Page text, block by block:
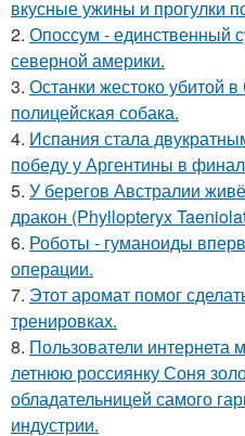
вкусные ужины и прогулки
2. Опоссум - единственный
северной америки.
3. Останки жестоко убитой
полицейская собака.
4. Испания стала
победу у Аргентины в
5. У берегов Австралии
дракон (Phyllopteryx
6. Роботы - гуманоиды
операции.
7. Этот аромат помог
тренировках.
8. Пользователи интернета
летнюю россиянку Соня
обладательницей самого
индустрии.